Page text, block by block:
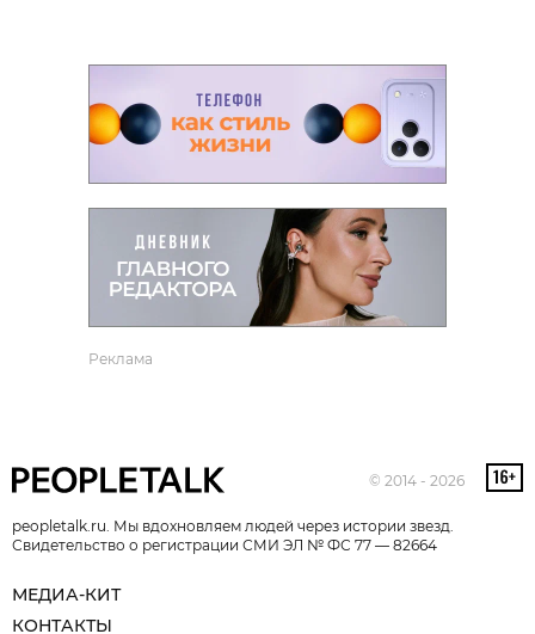
Реклама
© 2014 - 2026
peopletalk.ru. Мы вдохновляем людей через истории звезд.
Свидетельство о регистрации СМИ ЭЛ № ФС 77 — 82664
МЕДИА-КИТ
КОНТАКТЫ